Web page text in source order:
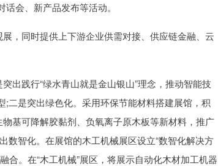
会、新产品发布等活动。
，同时提供上下游企业供需对接、供应链金融、云
出践行“绿水青山就是金山银山”理念，推动智能技
二是突出绿色化。采用环保节能材料搭建展馆，积
基可降解胶黏剂、负氧离子原木板等新材料，推广
数智化。在展馆的木工机械展区设立“数智化解决方
合。在“木工机械”展区，将展示自动化木材加工机器